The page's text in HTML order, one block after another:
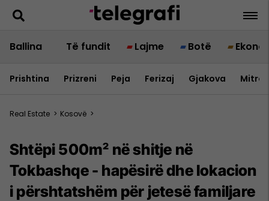
Ballina Të fundit Lajme Botë
Prishtina Prizreni Peja Ferizaj Gjakova
Real Estate > Kosovë >
Shtëpi 500m² në shitje në
Tokbashqe - hapësirë dhe lokacion
i përshtatshëm për jetesë familjare